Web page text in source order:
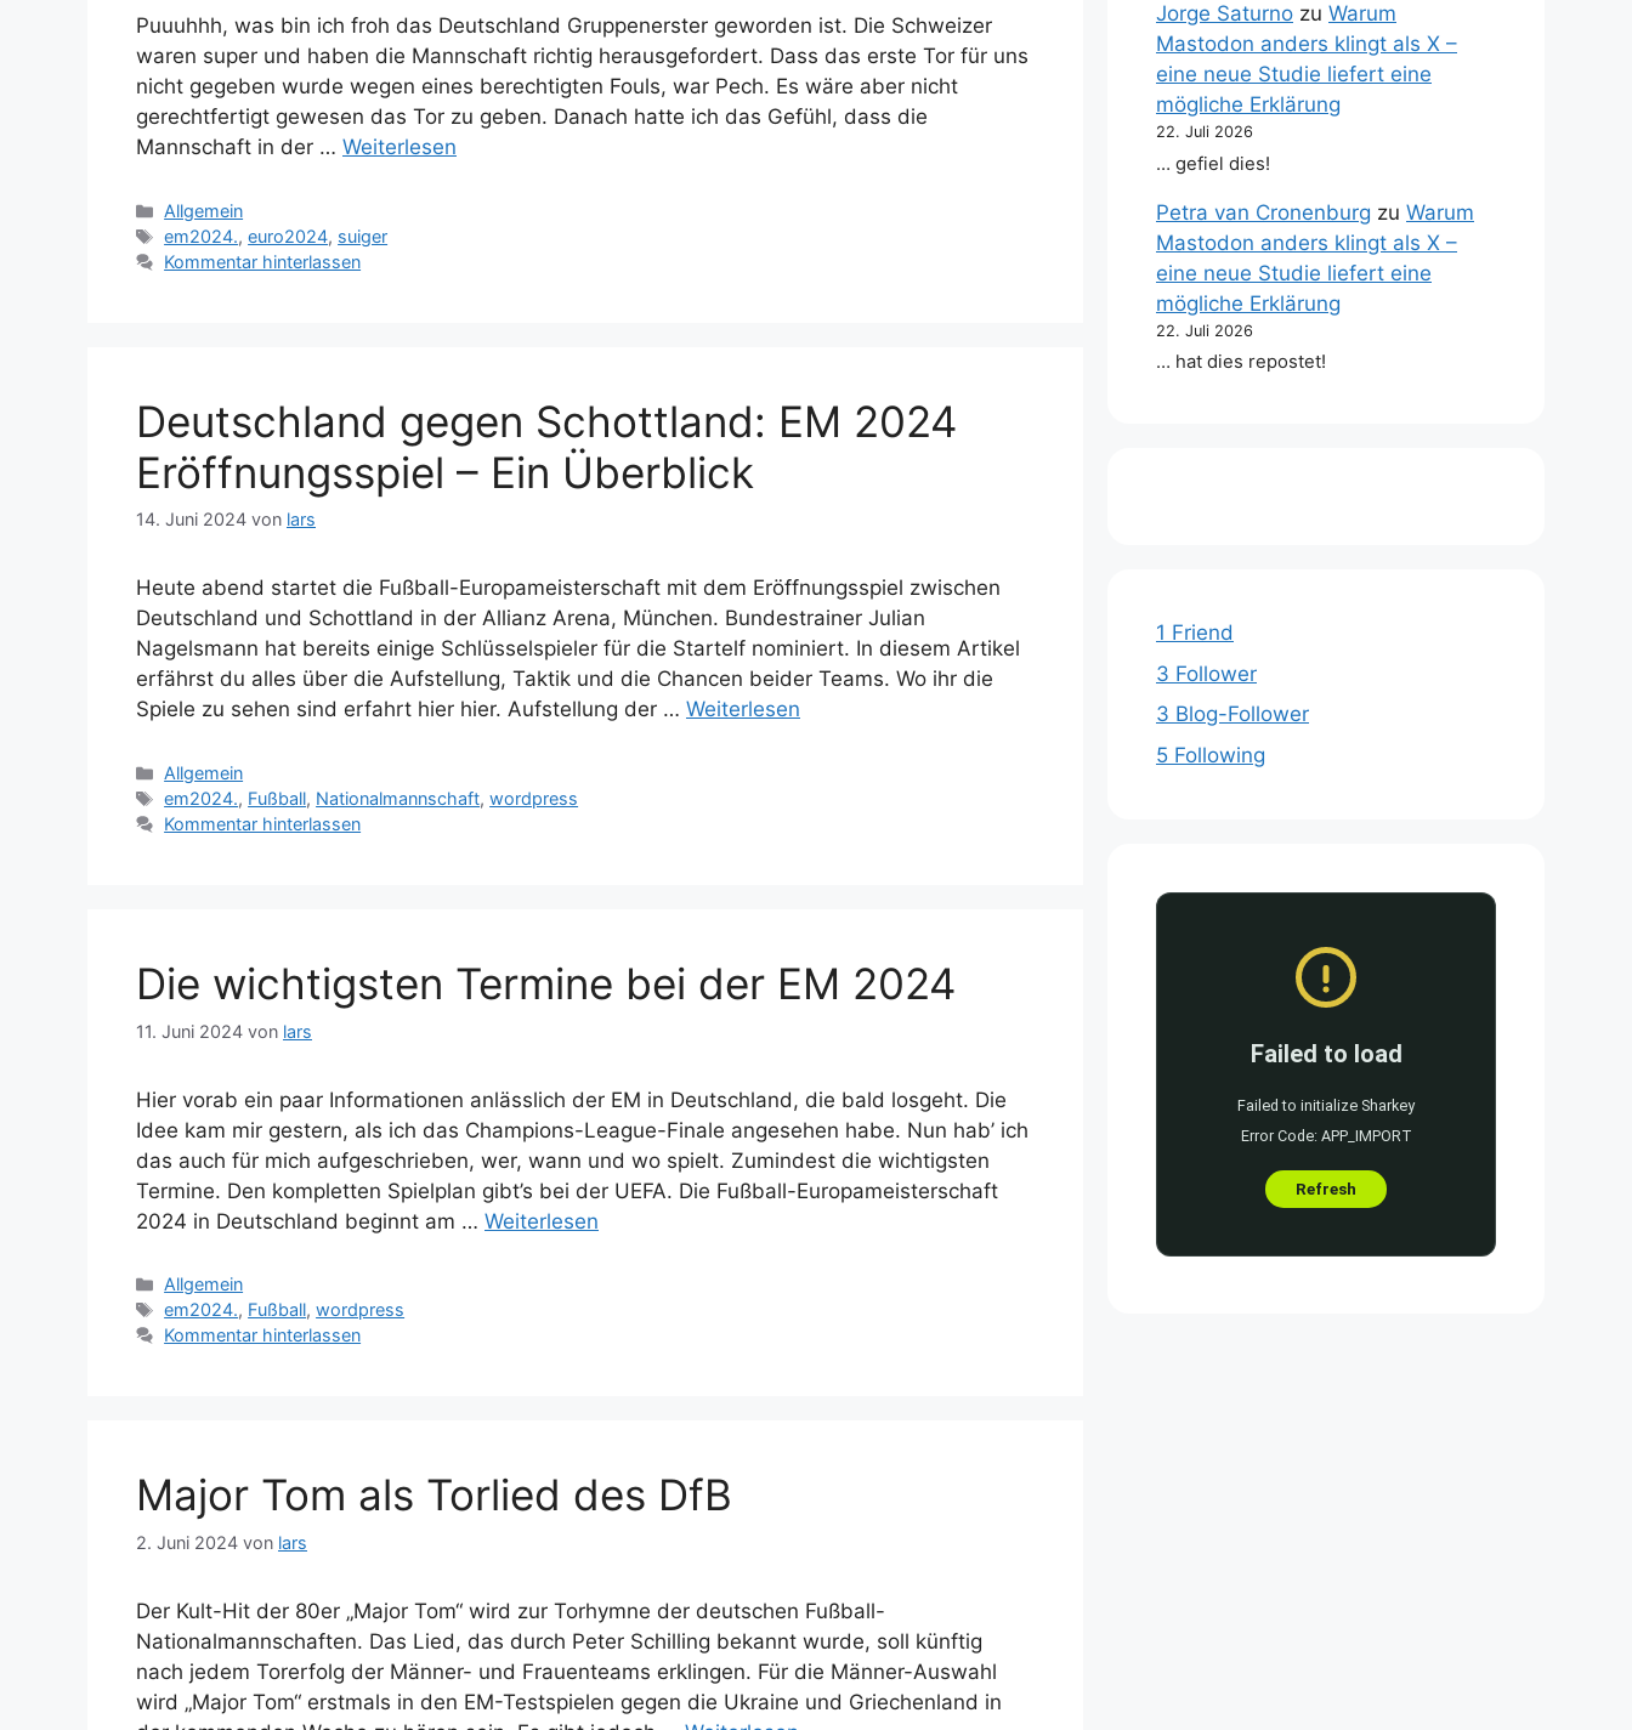
Puuuhhh, was bin ich froh das Deutschland Gruppenerster geworden ist. Die Schweizer
waren super und haben die Mannschaft richtig herausgefordert. Dass das erste Tor für uns
nicht gegeben wurde wegen eines berechtigten Fouls, war Pech. Es wäre aber nicht
gerechtfertigt gewesen das Tor zu geben. Danach hatte ich das Gefühl, dass die
Mannschaft in der … Weiterlesen
Kategorien
Allgemein
Schlagwörter
em2024.,euro2024, suiger
Kommentar hinterlassen
Deutschland gegen Schottland: EM 2024
Eröffnungsspiel – Ein Überblick
14. Juni 2024 von lars
Heute abend startet die Fußball-Europameisterschaft mit dem Eröffnungsspiel zwischen
Deutschland und Schottland in der Allianz Arena, München. Bundestrainer Julian
Nagelsmann hat bereits einige Schlüsselspieler für die Startelf nominiert. In diesem Artikel
erfährst du alles über die Aufstellung, Taktik und die Chancen beider Teams. Wo ihr die
Spiele zu sehen sind erfahrt hier hier. Aufstellung der … Weiterlesen
Kategorien
Allgemein
Schlagwörter
em2024., Fußball, Nationalmannschaft,wordpress
Kommentar hinterlassen
Die wichtigsten Termine bei der EM 2024
11. Juni 2024 von lars
Hier vorab ein paar Informationen anlässlich der EM in Deutschland, die bald losgeht. Die
Idee kam mir gestern, als ich das Champions-League-Finale angesehen habe. Nun hab’ ich
das auch für mich aufgeschrieben, wer, wann und wo spielt. Zumindest die wichtigsten
Termine. Den kompletten Spielplan gibt’s bei der UEFA. Die Fußball-Europameisterschaft
2024 in Deutschland beginnt am … Weiterlesen
Kategorien
Allgemein
Schlagwörter
em2024., Fußball,wordpress
Kommentar hinterlassen
Major Tom als Torlied des DfB
2. Juni 2024 von lars
Der Kult-Hit der 80er „Major Tom“ wird zur Torhymne der deutschen Fußball-
Nationalmannschaften. Das Lied, das durch Peter Schilling bekannt wurde, soll künftig
nach jedem Torerfolg der Männer- und Frauenteams erklingen. Für die Männer-Auswahl
wird „Major Tom“ erstmals in den EM-Testspielen gegen die Ukraine und Griechenland in
Jorge Saturno zu Warum
Mastodon anders klingt als X –
eine neue Studie liefert eine
mögliche Erklärung
22. Juli 2026
… gefiel dies!
Petra van Cronenburg zu Warum
Mastodon anders klingt als X –
eine neue Studie liefert eine
mögliche Erklärung
22. Juli 2026
… hat dies repostet!
1 Friend
3 Follower
3 Blog-Follower
5 Following